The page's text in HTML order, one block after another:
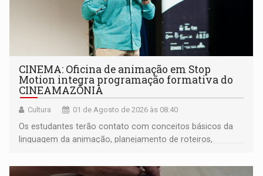
CINEMA: Oficina de animação em Stop
Motion integra programação formativa do
CINEAMAZÔNIA
Cultura 01 de Agosto de 2026 às 08:40
Os estudantes terão contato com conceitos básicos da
linguagem da animação, planejamento de roteiros,
imagens